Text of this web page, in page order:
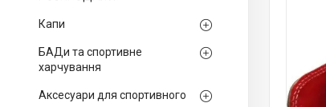
Капи
БАДи та спортивне
харчування
Аксесуари для спортивного